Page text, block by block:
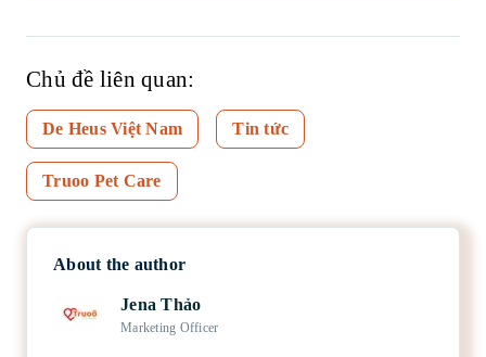
Chủ đề liên quan:
De Heus Việt Nam Tin tức
Truoo Pet Care
About the author
Jena Thảo
Marketing Officer